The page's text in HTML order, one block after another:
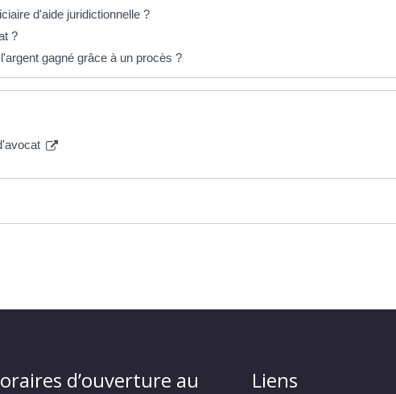
d'aide juridictionnelle ?
?
gagné grâce à un procès ?
d’ouverture au
Liens